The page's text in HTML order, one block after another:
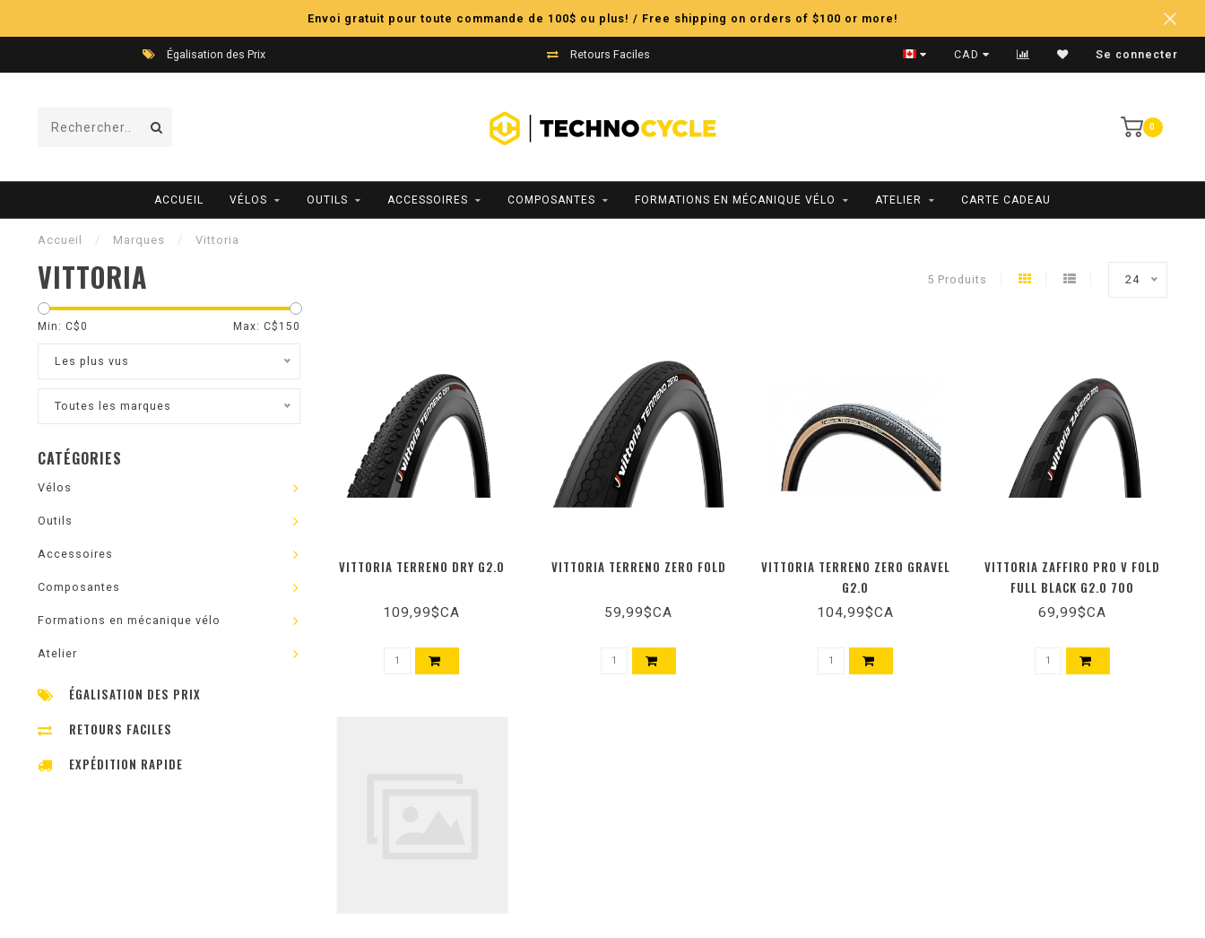
Envoi gratuit pour toute commande de 100$ ou plus! / Free shipping on orders of $100 or more!
Égalisation des Prix Retours Faciles Expédition Rapide
CAD Se connecter
0
ACCUEIL VÉLOS OUTILS ACCESSOIRES COMPOSANTES FORMATIONS EN MÉCANIQUE VÉLO ATELIER CARTE CADEAU
Accueil / Marques / Vittoria
VITTORIA 5 Produits 24
Min: C$0 Max: C$ 150
Les plus vus
Toutes les marques
CATÉGORIES
Vélos
Outils
Accessoires
Composantes
Formations en mécanique vélo
Atelier
ÉGALISATION DES PRIX
RETOURS FACILES
EXPÉDITION RAPIDE
VITTORIA TERRENO DRY G2.0
109,99$CA
VITTORIA TERRENO ZERO FOLD
59,99$CA
VITTORIA TERRENO ZERO GRAVEL
G2.0
104,99$CA
VITTORIA ZAFFIRO PRO V FOLD
FULL BLACK G2.0 700
69,99$CA